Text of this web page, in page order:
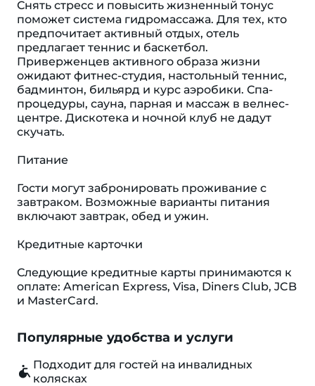
Снять стресс и повысить жизненный тонус
поможет система гидромассажа. Для тех, кто
предпочитает активный отдых, отель
предлагает теннис и баскетбол.
Приверженцев активного образа жизни
ожидают фитнес-студия, настольный теннис,
бадминтон, бильярд и курс аэробики. Спа-
процедуры, сауна, парная и массаж в велнес-
центре. Дискотека и ночной клуб не дадут
скучать.
Питание
Гости могут забронировать проживание с
завтраком. Возможные варианты питания
включают завтрак, обед и ужин.
Кредитные карточки
Следующие кредитные карты принимаются к
оплате: American Express, Visa, Diners Club, JCB
и MasterCard.
Популярные удобства и услуги
Подходит для гостей на инвалидных
колясках